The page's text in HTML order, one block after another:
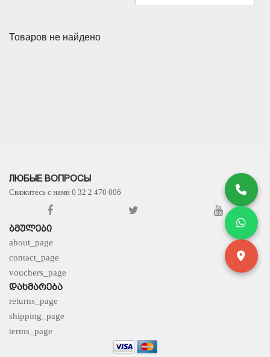
Товаров не найдено
ЛЮБЫЕ ВОПРОСЫ
Свяжитесь с нами 0 32 2 470 006
ᲑᲛᲣᲚᲔᲑᲘ
about_page
contact_page
vouchers_page
ᲓᲐᲮᲛᲐᲠᲔᲑᲐ
returns_page
shipping_page
terms_page